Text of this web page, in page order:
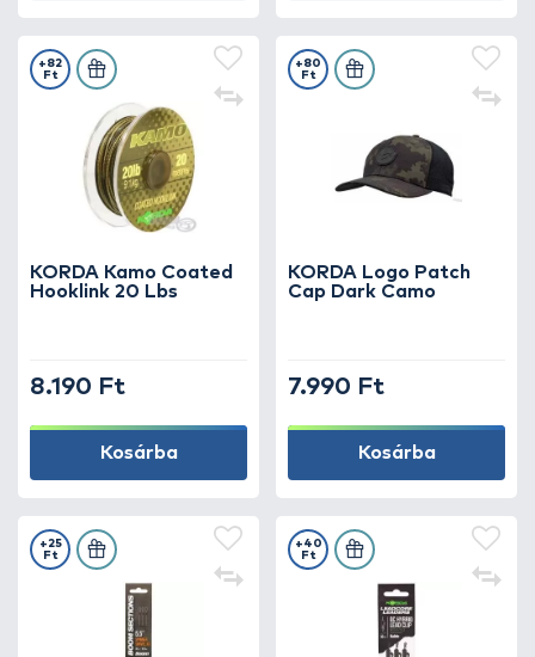
KORDA Kamo Coated
Hooklink 20 Lbs
+82
Ft
8.190 Ft
Kosárba
KORDA Logo Patch
Cap Dark Camo
+80
Ft
7.990 Ft
Kosárba
+25
Ft
+40
Ft